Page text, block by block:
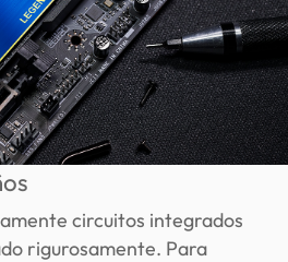
circuitos integrados
rigurosamente. Para